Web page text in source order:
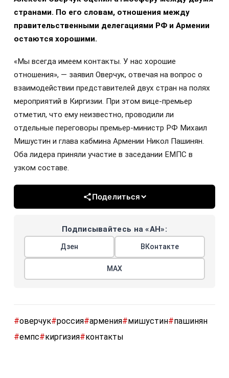
странами. По его словам, отношения между
правительственными делегациями РФ и Армении
остаются хорошими.
«Мы всегда имеем контакты. У нас хорошие
отношения», — заявил Оверчук, отвечая на вопрос о
взаимодействии представителей двух стран на полях
мероприятий в Киргизии. При этом вице-премьер
отметил, что ему неизвестно, проводили ли
отдельные переговоры премьер-министр РФ Михаил
Мишустин и глава кабмина Армении Никол Пашинян.
Оба лидера приняли участие в заседании ЕМПС в
узком составе.
Поделиться
Подписывайтесь на «АН»:
Дзен ВКонтакте
МАХ
#оверчук#россия#армения#мишустин#пашинян
#емпс#киргизия#контакты